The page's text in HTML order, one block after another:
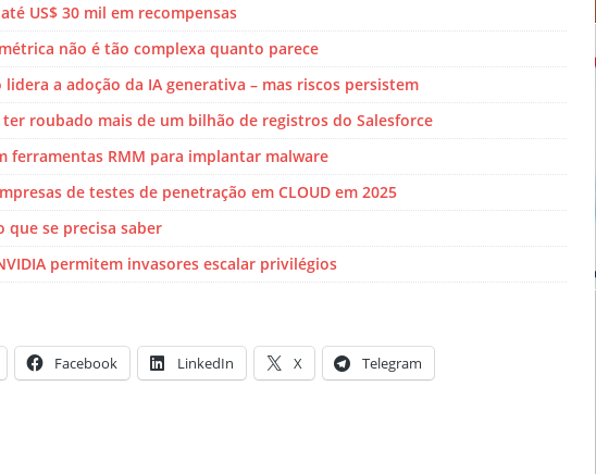
US$ 30 mil em recompensas
não é tão complexa quanto parece
a adoção da IA generativa – mas riscos persistem
roubado mais de um bilhão de registros do Salesforce
ferramentas RMM para implantar malware
de testes de penetração em CLOUD em 2025
que se precisa saber
permitem invasores escalar privilégios
Facebook LinkedIn X Telegram